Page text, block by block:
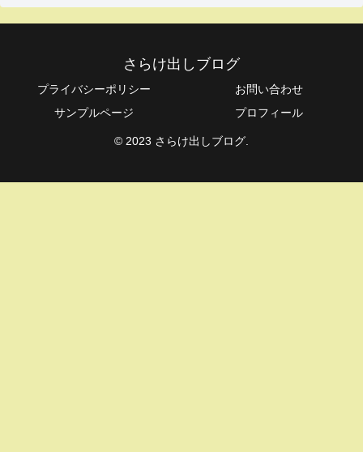
さらけ出しブログ
プライバシーポリシー
お問い合わせ
サンプルページ
プロフィール
© 2023 さらけ出しブログ.